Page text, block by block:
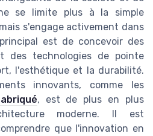
se limite plus à la simple
s'engage activement dans
est de concevoir des
des technologies de pointe
l'esthétique et la durabilité.
innovants, comme les
, est de plus en plus
moderne. Il est
que l'innovation en